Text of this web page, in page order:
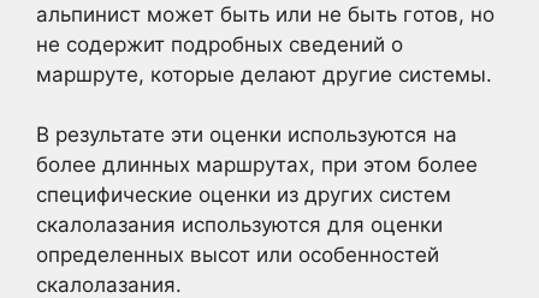
альпинист может быть или не быть готов, но
не содержит подробных сведений о
маршруте, которые делают другие системы.
В результате эти оценки используются на
более длинных маршрутах, при этом более
специфические оценки из других систем
скалолазания используются для оценки
определенных высот или особенностей
скалолазания.